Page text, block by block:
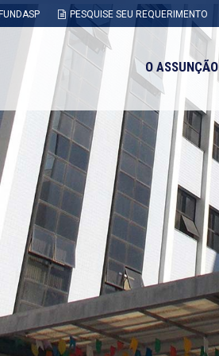
PESQUISE SEU REQUERIMENTO
O ASSUNÇÃO